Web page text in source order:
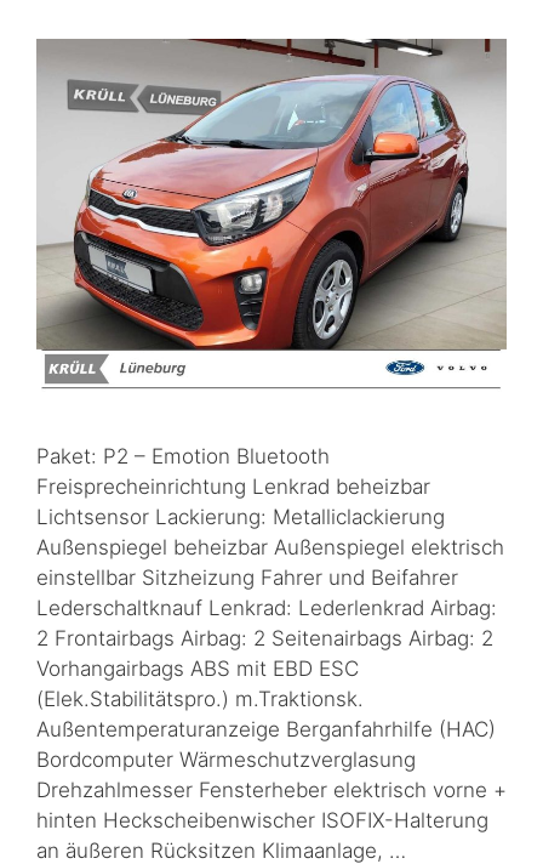
Paket: P2 – Emotion Bluetooth
Freisprecheinrichtung Lenkrad beheizbar
Lichtsensor Lackierung: Metalliclackierung
Außenspiegel beheizbar Außenspiegel elektrisch
einstellbar Sitzheizung Fahrer und Beifahrer
Lederschaltknauf Lenkrad: Lederlenkrad Airbag:
2 Frontairbags Airbag: 2 Seitenairbags Airbag: 2
Vorhangairbags ABS mit EBD ESC
(Elek.Stabilitätspro.) m.Traktionsk.
Außentemperaturanzeige Berganfahrhilfe (HAC)
Bordcomputer Wärmeschutzverglasung
Drehzahlmesser Fensterheber elektrisch vorne +
hinten Heckscheibenwischer ISOFIX-Halterung
an äußeren Rücksitzen Klimaanlage, …